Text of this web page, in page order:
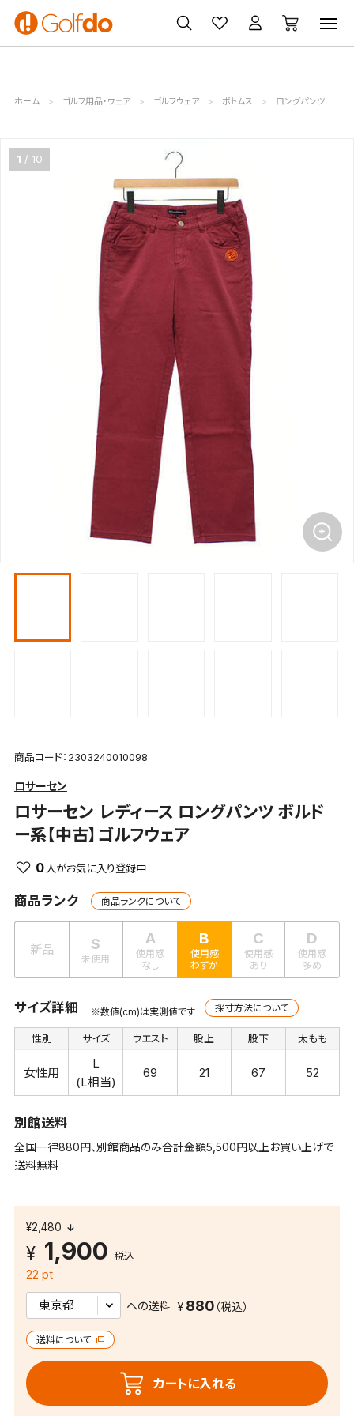
ゴルフ
クラブ
ゴルフ用品
買取
無料査定
クーポン
一覧
ホーム ゴルフ用品・ウェア ゴルフウェア ボトムス ロングパンツ
1 10
商品コード：2303240010098
ロサーセン
ロサーセン レディース ロングパンツ ボルド
ー系【中古】ゴルフウェア
0
商品ランク 商品ランクについて
新品 S
未使用
A
使用感
なし
B
使用感
わずか
C
使用感
あり
D
使用感
多め
サイズ詳細 ※数値(cm)は実測値です 採寸方法について
性別
女性用
サイズ
L
(L相当)
ウエスト
69
股上
21
股下
67
太もも
52
別館送料
全国一律880円、別館商品のみ合計金額5,500円以上お買い上げで
送料無料
¥2,480
1,900 税込
22 pt
への送料 880
送料について
カートに入れる